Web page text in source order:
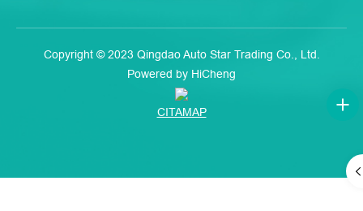
Copyright © 2023 Qingdao Auto Star Trading Co., Ltd.
Powered by HiCheng
CITAMAP